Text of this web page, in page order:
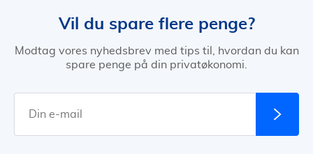
Vil du spare flere penge?
Modtag vores nyhedsbrev med tips til, hvordan du kan
spare penge på din privatøkonomi.